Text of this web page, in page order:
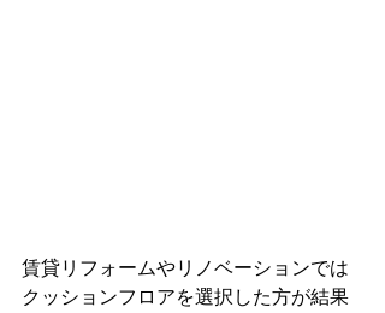
賃貸リフォームやリノベーションでは
クッションフロアを選択した方が結果